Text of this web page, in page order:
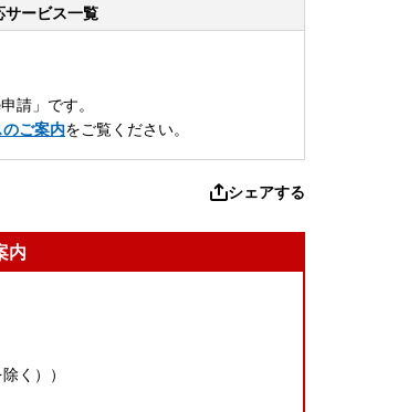
サービス一覧
請」です。
ご案内をご覧ください。
シェアする
内
く））